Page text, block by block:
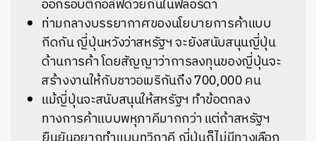
ออกรอบตีกอล์ฟด้วยกันในฟลอริดา
ท่ามกลางบรรยากาศของนโยบายการค้าแบบ
กีดกัน ญี่ปุ่นหวังว่าสหรัฐฯ จะยังสนับสนุนญี่ปุ่น
ด้านการค้า โดยสัญญาว่าการลงทุนของญี่ปุ่นจะ
สร้างงานให้กับชาวอเมริกันถึง 700,000 คน
แม้ญี่ปุ่นจะสนับสนุนให้สหรัฐฯ ทำข้อตกลง
ทางการค้าแบบพหุภาคีมากกว่า แต่ถ้าสหรัฐฯ